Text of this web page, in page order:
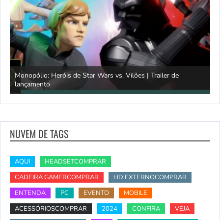
Monopólio: Heróis de Star Wars vs. Vilões | Trailer de
lançamento
NUVEM DE TAGS
AQUI
HEADSETCOMPRAR
CADEIRA GAMERCOMPRAR
HD EXTERNOCOMPRAR
ENTENDA
PC EVENTO
MOBILE
ACESSÓRIOSCOMPRAR
2024 CONFIRA VEJA